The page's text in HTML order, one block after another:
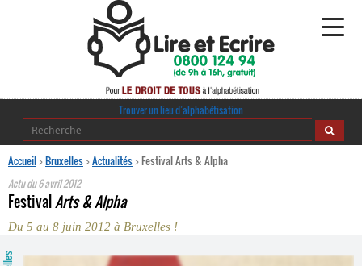
Alphabétisation
Trouver un lieu d’alphabétisation
Accueil>Bruxelles>Actualités>Festival Arts & Alpha
Actu du6 avril 2012
FestivalArts & Alpha
Du 5 au 8 juin 2012 à Bruxelles !